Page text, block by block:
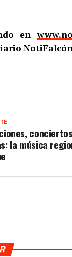
en
NotiFalcón
la música